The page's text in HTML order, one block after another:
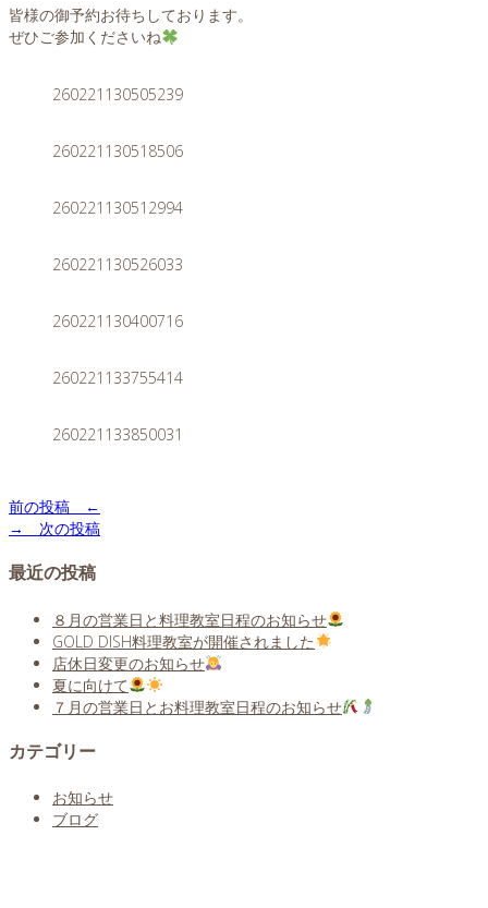
皆様の御予約お待ちしております。
ぜひご参加くださいね
260221130505239
260221130518506
260221130512994
260221130526033
260221130400716
260221133755414
260221133850031
前の投稿 ←
→ 次の投稿
最近の投稿
８月の営業日と料理教室日程のお知らせ
GOLD DISH料理教室が開催されました
店休日変更のお知らせ
夏に向けて
７月の営業日とお料理教室日程のお知らせ
カテゴリー
お知らせ
ブログ